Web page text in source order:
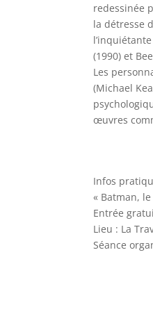
redessinée
la détresse
(1990) et
Les
(Michael
œuvres
Infos
« Batman, le
Entrée
Lieu : La
Séance